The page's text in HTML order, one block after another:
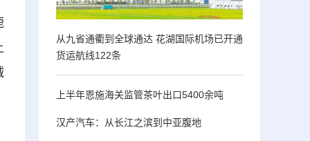
从九省通衢到全球通达 花湖国际机场已开通
货运航线122条
上半年恩施海关监管茶叶出口5400余吨
汉产汽车：从长江之滨到中亚腹地